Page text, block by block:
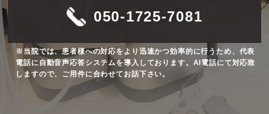
050-1725-7081
※当院では、患者様への対応をより迅速かつ効率的に行うため、代表
電話に自動音声応答システムを導入しております。AI電話にて対応致
しますので、ご用件に合わせてお話下さい。